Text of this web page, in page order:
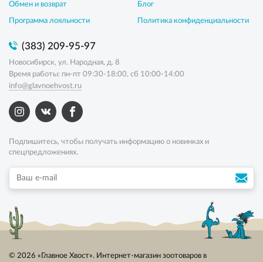
Обмен и возврат
Программа лояльности
Блог
Политика конфиденциальности
(383) 209-95-97
Новосибирск, ул. Народная, д. 8
Время работы: пн-пт 09:30-18:00, сб 10:00-14:00
info@glavnoehvost.ru
Подпишитесь, чтобы получать информацию о новинках и
спецпредложениях.
© 2026 «Главное Хвост». Интернет-магазин зоотоваров в